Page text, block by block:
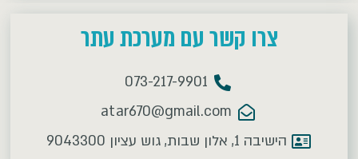
צרו קשר עם מערכת עתר
073-217-9901
atar670@gmail.com
הישיבה 1, אלון שבות, גוש עציון 9043300